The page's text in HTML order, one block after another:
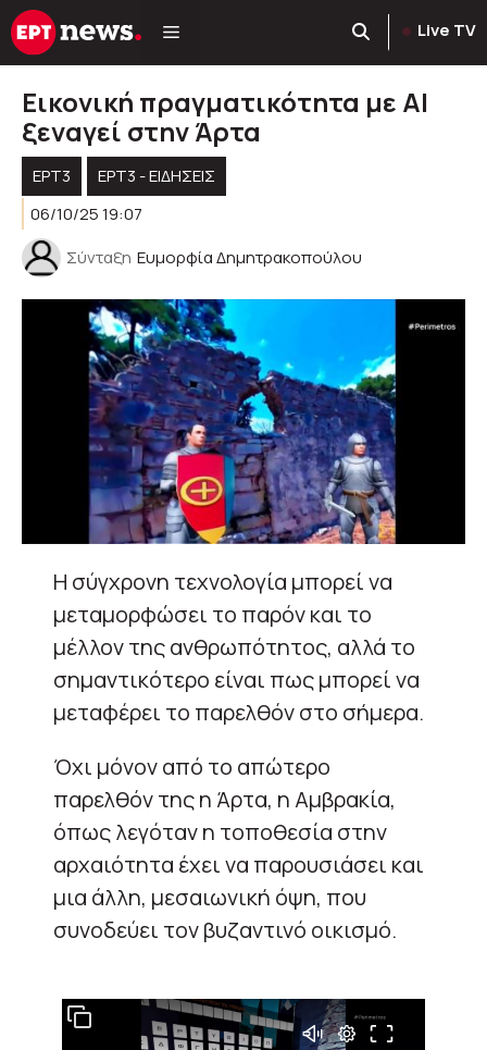
Μετάβαση
σε
Live TV
Εικονική πραγματικότητα με ΑΙ
ξεναγεί στην Άρτα
ΕΡΤ3
ΕΡΤ3 - ΕΙΔΉΣΕΙΣ
06/10/25 19:07
Σύνταξη Ευμορφία Δημητρακοπούλου
Η σύγχρονη τεχνολογία μπορεί να
μεταμορφώσει το παρόν και το
μέλλον της ανθρωπότητος, αλλά το
σημαντικότερο είναι πως μπορεί να
μεταφέρει το παρελθόν στο σήμερα.
Όχι μόνον από το απώτερο
παρελθόν της η Άρτα, η Αμβρακία,
όπως λεγόταν η τοποθεσία στην
αρχαιότητα έχει να παρουσιάσει και
μια άλλη, μεσαιωνική όψη, που
συνοδεύει τον βυζαντινό οικισμό.